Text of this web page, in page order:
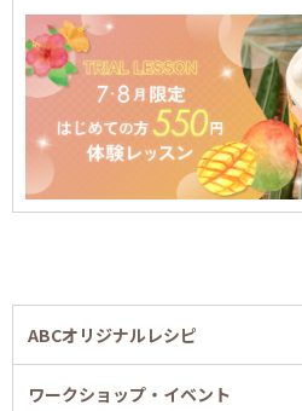
ABCオリジナルレシピ
ワークショップ・イベント